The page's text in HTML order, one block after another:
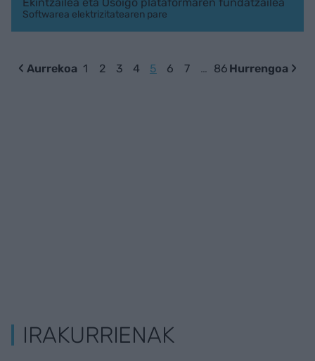
Softwarea elektrizitatearen pare
Aurrekoa 1 2 3 4 5 6 7 … 86 Hurrengoa
IRAKURRIENAK